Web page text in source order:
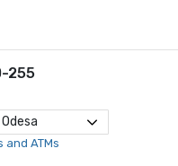
255
Odesa
and ATMs